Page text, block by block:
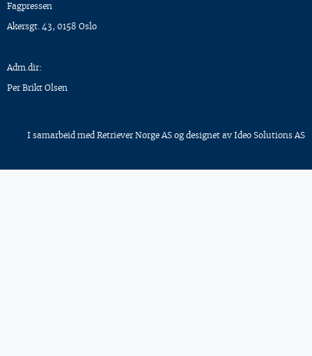
Fagpressen
Akersgt. 43, 0158 Oslo
Adm.dir:
Per Brikt Olsen
I samarbeid med Retriever Norge AS og designet av Ideo Solutions AS